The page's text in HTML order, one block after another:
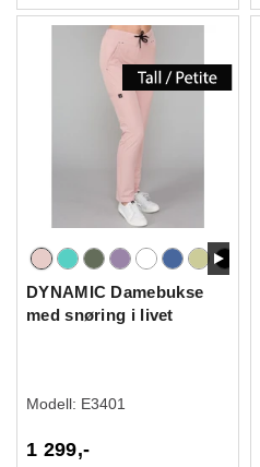
DYNAMIC Damebukse
med snøring i livet
Modell: E3401
1 299,-